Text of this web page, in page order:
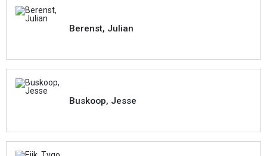
Berenst, Julian
Buskoop, Jesse